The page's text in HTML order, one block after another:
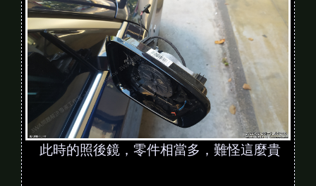
此時的照後鏡，零件相當多，難怪這麼貴